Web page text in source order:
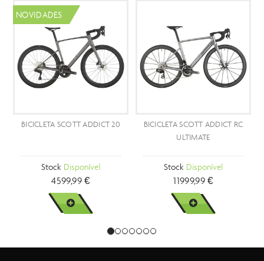
BICICLETA SCOTT ADDICT RC
Stock Disponível
11999,99 €
VER MAIS
BICICLETA SCOTT ADDICT
Stock Brevemente
5899,99 €
VER MAIS